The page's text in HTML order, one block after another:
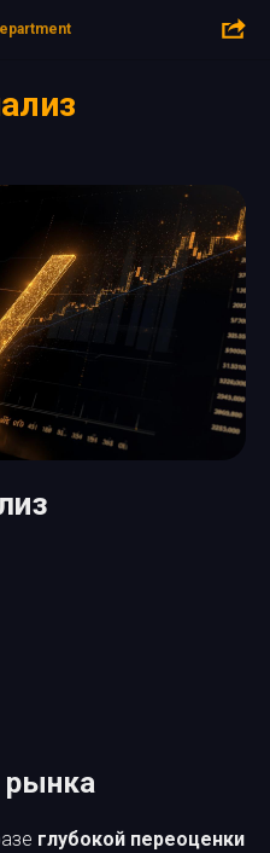
рынка
глубокой переоценки